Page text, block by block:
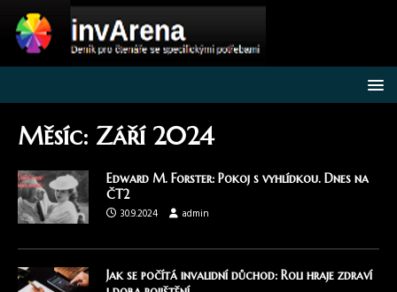
Měsíc: Září 2024
Edward M. Forster: Pokoj s vyhlídkou. Dnes na
ČT2
30.9.2024
admin
Jak se počítá invalidní důchod: Roli hraje zdraví